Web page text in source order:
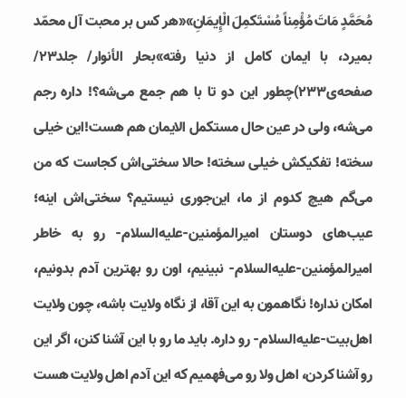
مُحَمَّدٍ مَاتَ مُؤْمِناً مُسْتَکمِلَ الْإِیمَانِ»«هر کس بر محبت آل محمّد
بمیرد، با ایمان کامل از دنیا رفته»بحار الأنوار/ جلد۲۳/
صفحه‌ی۲۳۳)چطور این دو تا با هم جمع می‌شه؟! داره رجم
می‌شه، ولی در عین حال مستکمل الایمان هم هست!این خیلی
سخته! تفکیکش خیلی سخته! حالا سختی‌اش کجاست که من
می‌گم هیچ کدوم از ما، این‌جوری نیستیم؟ سختی‌اش اینه؛
عیب‌های دوستان امیرالمؤمنین-علیه‌السلام- رو به خاطر
امیرالمؤمنین-علیه‌السلام- نبینیم، اون رو بهترین آدم بدونیم،
امکان نداره! نگاهمون به این آقا، از نگاه ولایت باشه، چون ولایت
اهل‌بیت-علیه‌السلام- رو داره. باید ما رو با این آشنا کنن، اگر این
رو آشنا کردن، اهل ولا رو می‌فهمیم که این آدم اهل ولایت هست